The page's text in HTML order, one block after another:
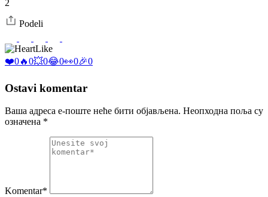
2
Podeli
Like
❤️0🔥0💥0😂0👀0🎉0
Ostavi komentar
Ваша адреса е-поште неће бити објављена. Неопходна поља су
означена *
Komentar*